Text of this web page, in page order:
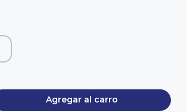
Agregar al carro